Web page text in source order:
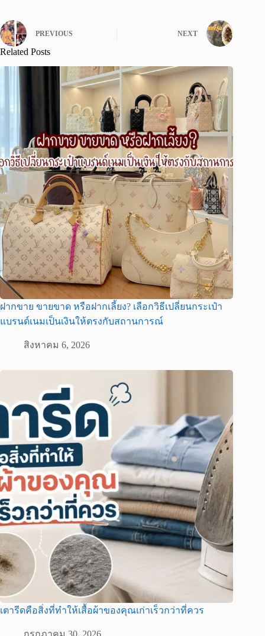
PREVIOUS NEXT
Related Posts
ฝากขาย ขายขาด หรือฝากเลี้ยง? เลือกวิธีเปลี่ยนกระเป๋า
แบรนด์เนมเป็นเงินให้ตรงกับสถานการณ์
สิงหาคม 6, 2026
เตารีดคือสิ่งที่ทำให้เสื้อผ้าของคุณเก่าเร็วกว่าที่ควร
กรกฎาคม 30, 2026